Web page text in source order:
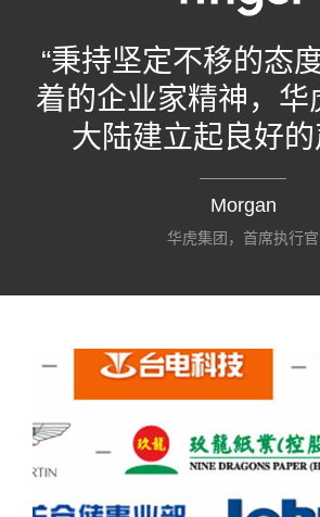
“秉持坚定不移的态
着的企业家精神，华
大陆建立起良好的
Morgan
华虎集团，首席执行官